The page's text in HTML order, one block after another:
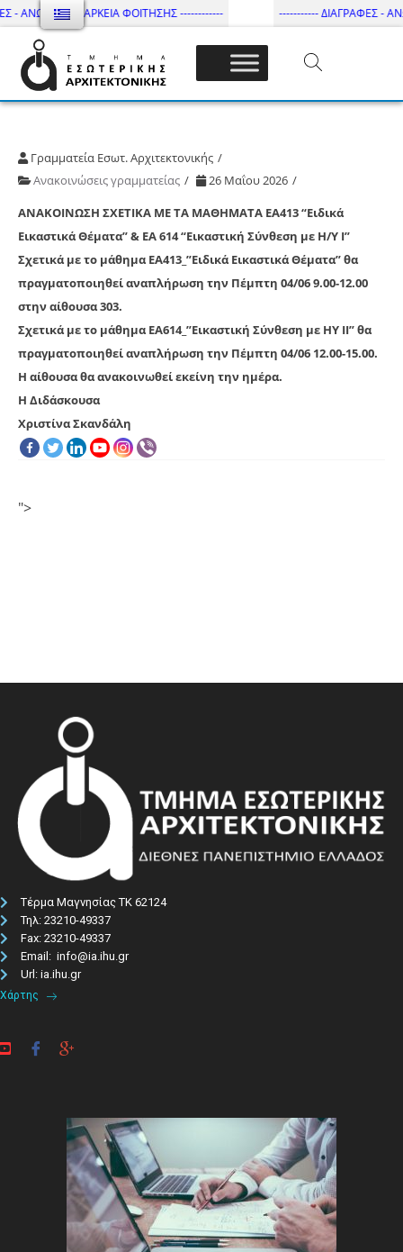
- ΑΝΩΤΑΤΗ ΔΙΑΡΚΕΙΑ ΦΟΙΤΗΣΗΣ ------------ ----------- ΔΙΑΓΡΑΦΕΣ -
Τμήμα Εσωτ. Αρχιτεκτονικής – ΔΙ.ΠΑ.Ε
Γραμματεία Εσωτ. Αρχιτεκτονικής
Ανακοινώσεις γραμματείας
26 Μαΐου 2026
ΑΝΑΚΟΙΝΩΣΗ ΣΧΕΤΙΚΑ ΜΕ ΤΑ ΜΑΘΗΜΑΤΑ ΕΑ413 “Ειδικά
Εικαστικά Θέματα” & ΕΑ 614 “Εικαστική Σύνθεση με Η/Υ Ι”
Σχετικά με το μάθημα ΕΑ413_”Ειδικά Εικαστικά Θέματα”θα
πραγματοποιηθείαναπλήρωση την Πέμπτη 04/06 9.00-12.00
στην αίθουσα 303.
Σχετικά με το μάθημα ΕΑ614_”Εικαστική Σύνθεση με ΗΥ ΙΙ”θα
πραγματοποιηθείαναπλήρωση την Πέμπτη 04/06 12.00-15.00.
Η αίθουσα θα ανακοινωθεί εκείνη την ημέρα.
Η Διδάσκουσα
Χριστίνα Σκανδάλη
">
Τέρμα Μαγνησίας ΤΚ 62124
Τηλ: 23210-49337​
Fax: 23210-49337
Email: info@ia.ihu.gr
Url: ia.ihu.gr
Χάρτης